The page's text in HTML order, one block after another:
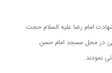
امام رضا علیه السلام حجت
در محل مسجد امام حسن
نمودند.